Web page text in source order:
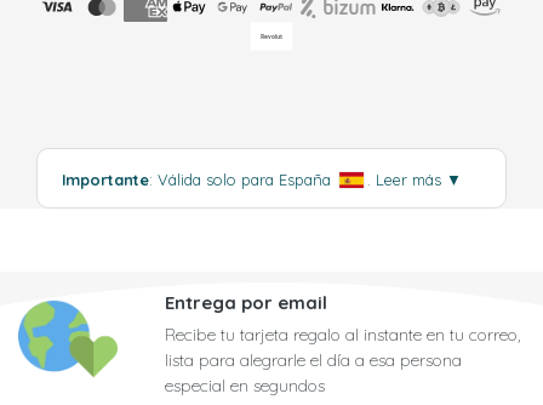
Importante: Válida solo para España Leer más ▼
Entrega por email
Recibe tu tarjeta regalo al instante en tu correo,
lista para alegrarle el día a esa persona
especial en segundos